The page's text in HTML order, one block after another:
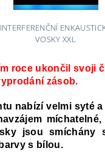
INTERFERENČNÍ
VOSKY XXL
roce ukončil svoji
zásob.
nabízí velmi syté
jsou smíchány
s bílou.